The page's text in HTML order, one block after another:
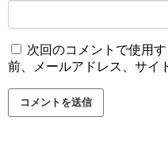
次回のコメントで使用
前、メールアドレス、サイ